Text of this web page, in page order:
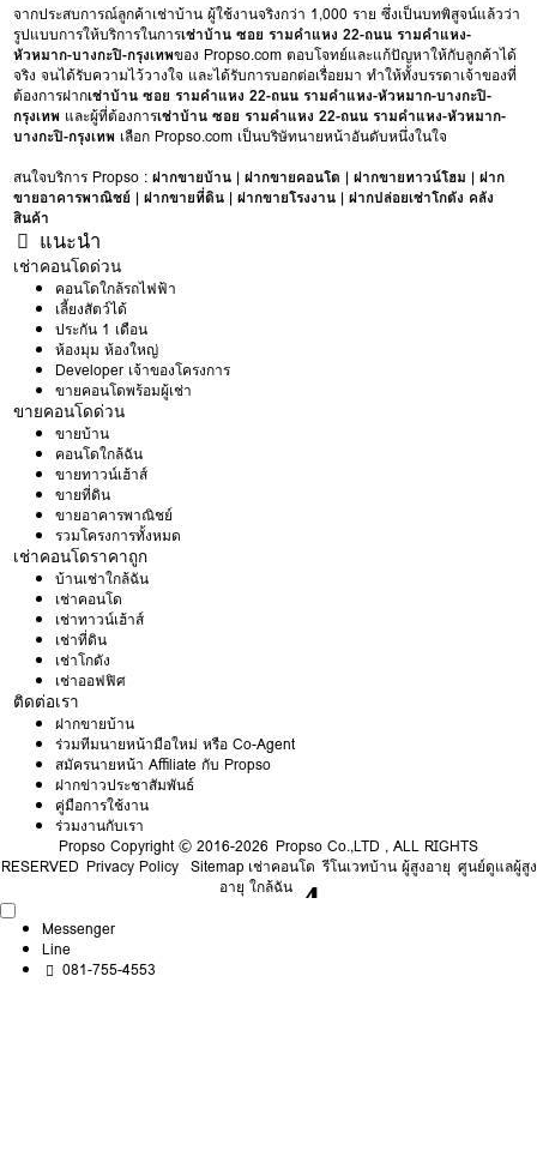
จากประสบการณ์ลูกค้าเช่าบ้าน ผู้ใช้งานจริงกว่า 1,000 ราย ซึ่งเป็นบทพิสูจน์แล้วว่า
รูปแบบการให้บริการในการเช่าบ้าน ซอย รามคำแหง 22-ถนน รามคำแหง-
หัวหมาก-บางกะปิ-กรุงเทพของ Propso.com ตอบโจทย์และแก้ปัญหาให้กับลูกค้าได้
จริง จนได้รับความไว้วางใจ และได้รับการบอกต่อเรื่อยมา ทำให้ทั้งบรรดาเจ้าของที่
ต้องการฝากเช่าบ้าน ซอย รามคำแหง 22-ถนน รามคำแหง-หัวหมาก-บางกะปิ-
กรุงเทพ และผู้ที่ต้องการเช่าบ้าน ซอย รามคำแหง 22-ถนน รามคำแหง-หัวหมาก-
บางกะปิ-กรุงเทพ เลือก Propso.com เป็นบริษัทนายหน้าอันดับหนึ่งในใจ
สนใจบริการ Propso :ฝากขายบ้าน |ฝากขายคอนโด |ฝากขายทาวน์โฮม |ฝาก
ขายอาคารพาณิชย์ |ฝากขายที่ดิน |ฝากขายโรงงาน |ฝากปล่อยเช่าโกดัง คลัง
สินค้า
แนะนำ
เช่าคอนโดด่วน
คอนโดใกล้รถไฟฟ้า
เลี้ยงสัตว์ได้
ประกัน 1 เดือน
ห้องมุม ห้องใหญ่
Developer เจ้าของโครงการ
ขายคอนโดพร้อมผู้เช่า
ขายคอนโดด่วน
ขายบ้าน
คอนโดใกล้ฉัน
ขายทาวน์เฮ้าส์
ขายที่ดิน
ขายอาคารพาณิชย์
รวมโครงการทั้งหมด
เช่าคอนโดราคาถูก
บ้านเช่าใกล้ฉัน
เช่าคอนโด
เช่าทาวน์เฮ้าส์
เช่าที่ดิน
เช่าโกดัง
เช่าออฟฟิศ
ติดต่อเรา
ฝากขายบ้าน
ร่วมทีมนายหน้ามือใหม่ หรือ Co-Agent
สมัครนายหน้า Affiliate กับ Propso
ฝากข่าวประชาสัมพันธ์
คู่มือการใช้งาน
ร่วมงานกับเรา
Propso Copyright © 2016-2026 Propso Co.,LTD , ALL RIGHTS
RESERVED Privacy Policy Sitemap เช่าคอนโด รีโนเวทบ้าน ผู้สูงอายุ ศูนย์ดูแลผู้สูง
อายุ ใกล้ฉัน
Messenger
Line
081-755-4553